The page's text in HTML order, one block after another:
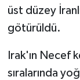
üst düzey
götürüldü.
Irak'ın Necef
sıralarında